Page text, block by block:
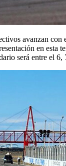
avanzan con
en
será entre el